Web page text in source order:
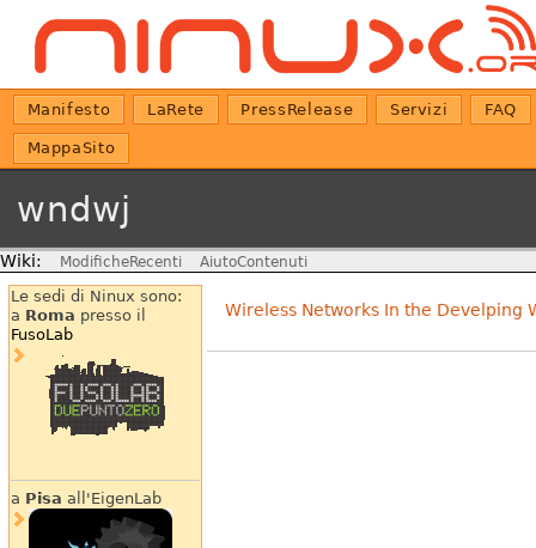
Manifesto LaRete PressRelease Servizi FAQ
MappaSito
wndwj
Wiki: ModificheRecenti AiutoContenuti
Le sedi di Ninux sono:
a Roma presso il
FusoLab
a Pisa all'EigenLab
Wireless Networks In the Develping